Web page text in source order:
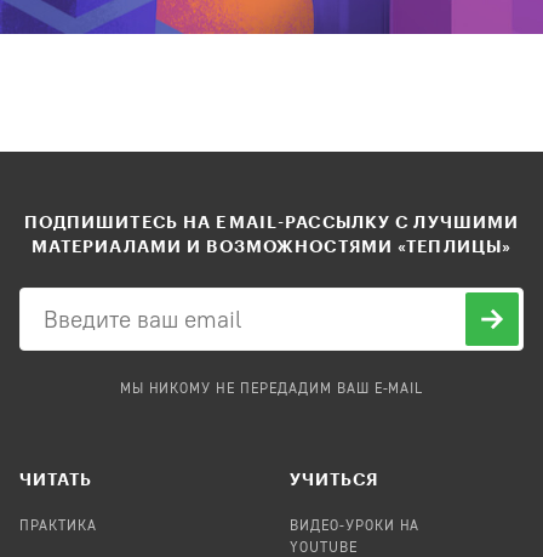
ПОДПИШИТЕСЬ НА EMAIL-РАССЫЛКУ С ЛУЧШИМИ
МАТЕРИАЛАМИ И ВОЗМОЖНОСТЯМИ «ТЕПЛИЦЫ»
МЫ НИКОМУ НЕ ПЕРЕДАДИМ ВАШ E-MAIL
ЧИТАТЬ
ПРАКТИКА
УЧИТЬСЯ
ВИДЕО-УРОКИ НА
YOUTUBE